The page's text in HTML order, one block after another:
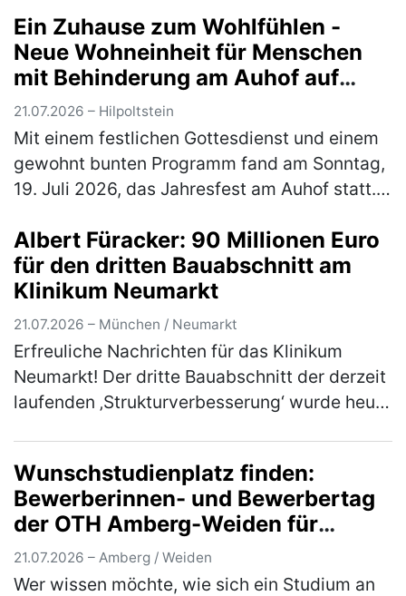
Beilngries auf. Einlass ist um 18 Uhr.… (mehr)
Ein Zuhause zum Wohlfühlen -
Neue Wohneinheit für Menschen
mit Behinderung am Auhof auf
traditionellem Jahresfest
eingeweiht
21.07.2026 – Hilpoltstein
Mit einem festlichen Gottesdienst und einem
gewohnt bunten Programm fand am Sonntag,
19. Juli 2026, das Jahresfest am Auhof statt.
Getränken und jeder Menge M…(mehr)
Albert Füracker: 90 Millionen Euro
für den dritten Bauabschnitt am
Klinikum Neumarkt
21.07.2026 – München / Neumarkt
Erfreuliche Nachrichten für das Klinikum
Neumarkt! Der dritte Bauabschnitt der derzeit
laufenden ‚Strukturverbesserung‘ wurde heute
Wunschstudienplatz finden:
Bewerberinnen- und Bewerbertag
der OTH Amberg-Weiden für
Studieninteressierte und Bewerber
21.07.2026 – Amberg / Weiden
Wer wissen möchte, wie sich ein Studium an